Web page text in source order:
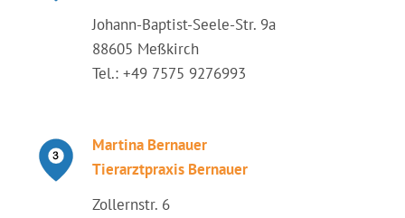
Johann-Baptist-Seele-Str. 9a
88605 Meßkirch
Tel.: +49 7575 9276993
Martina Bernauer
Tierarztpraxis Bernauer
Zollernstr. 6